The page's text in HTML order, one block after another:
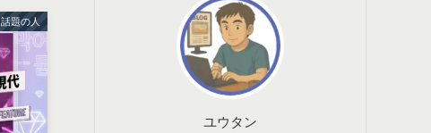
話題の人
ユウタン